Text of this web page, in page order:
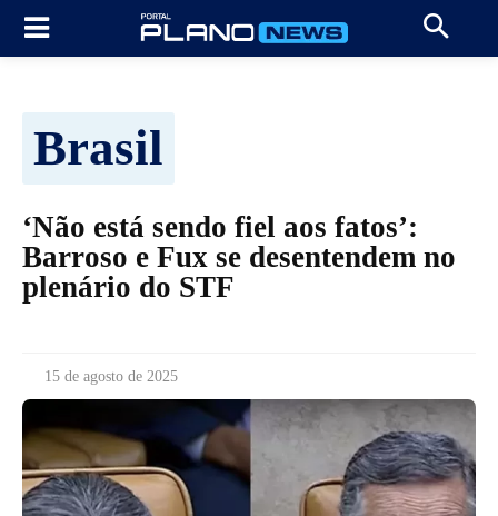
Brasil
‘Não está sendo fiel aos fatos’:
Barroso e Fux se desentendem no
plenário do STF
15 de agosto de 2025